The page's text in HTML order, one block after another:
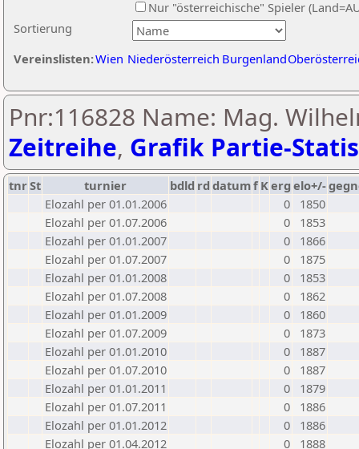
Sortierung
Nur "österreichische" Spieler
Vereinslisten:Wien Niederösterreich Burgenland
Pnr:116828 Name: Mag.
Zeitreihe, Grafik Partie-
tnrSt turnier bdld rd datumf Kerg elo+/-
Elozahl per 01.01.2006
0
1850
Elozahl per 01.07.2006
0
1853
Elozahl per 01.01.2007
0
1866
Elozahl per 01.07.2007
0
1875
Elozahl per 01.01.2008
0
1853
Elozahl per 01.07.2008
0
1862
Elozahl per 01.01.2009
0
1860
Elozahl per 01.07.2009
0
1873
Elozahl per 01.01.2010
0
1887
Elozahl per 01.07.2010
0
1887
Elozahl per 01.01.2011
0
1879
Elozahl per 01.07.2011
0
1886
Elozahl per 01.01.2012
0
1886
Elozahl per 01.04.2012
0
1888